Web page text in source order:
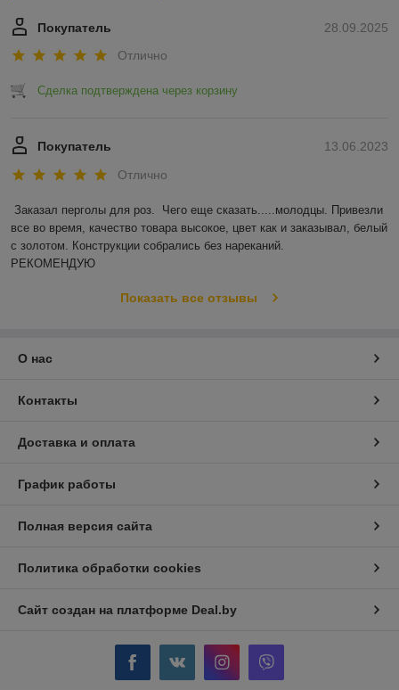
28.09.2025
Покупатель
Отлично
Сделка подтверждена через корзину
13.06.2023
Покупатель
Отлично
Заказал перголы для роз.  Чего еще сказать.....молодцы. Привезли
все во время, качество товара высокое, цвет как и заказывал, белый
с золотом. Конструкции собрались без нареканий.
РЕКОМЕНДУЮ
Показать все отзывы
О нас
Контакты
Доставка и оплата
График работы
Полная версия сайта
Политика обработки cookies
Сайт создан на платформе Deal.by